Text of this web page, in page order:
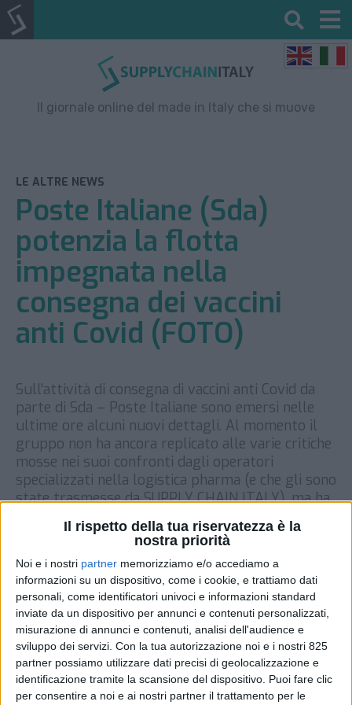
Il rispetto della tua riservatezza è la
nostra priorità
Noi e i nostri partner memorizziamo e/o accediamo a
informazioni su un dispositivo, come i cookie, e trattiamo dati
personali, come identificatori univoci e informazioni standard
inviate da un dispositivo per annunci e contenuti personalizzati,
misurazione di annunci e contenuti, analisi dell'audience e
sviluppo dei servizi. Con la tua autorizzazione noi e i nostri 825
partner possiamo utilizzare dati precisi di geolocalizzazione e
identificazione tramite la scansione del dispositivo. Puoi fare clic
per consentire a noi e ai nostri partner il trattamento per le
Il giornale online del made in Italy che si muove
LE ALTRE NEWS
Poste Italiane (Sda)
potenzia la flotta
impegnata nella
consegna dei vaccini
anti Covid (FOTO)
Sull’attività di consegna di vaccini anti Covid da
parte di Sda – Poste Italiane sono emersi nelle
ultime ore alcuni nuovi dettagli. Al momento il
gruppo non ha ancora replicato alle varie critiche
mosse nei suoi confronti dagli operatori
specializzati nella logistica pharma (e che gli sono
state trasmesse da SUPPLY CHAIN ITALY), ma ha
DI 12 FEBBRAIO 2021
STAMPA